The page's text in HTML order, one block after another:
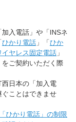
加入電話」や「INSネ
ひかり電話 」「ひか
イヤレス固定電話 」
をご契約いただく際
西日本の「加入電
ことはできませ
ひかり電話」の制限